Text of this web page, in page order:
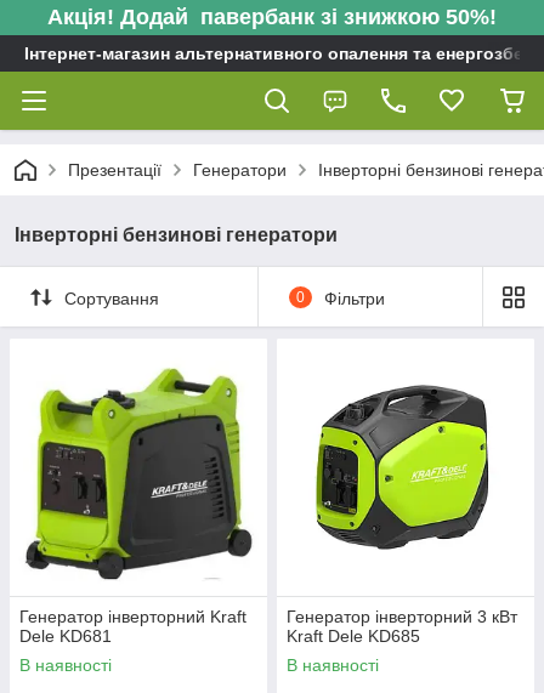
Акція! Додай павербанк зі знижкою 50%!
Інтернет-магазин альтернативного опалення та
Презентації Генератори Інверторні бензинові
Інверторні бензинові генератори
Сортування 0 Фільтри
Генератор інверторний Kraft
Dele KD681
В наявності
Генератор інверторний 3 кВт
Kraft Dele KD685
В наявності